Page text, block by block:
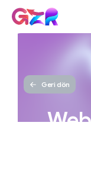
Geri dön
Web